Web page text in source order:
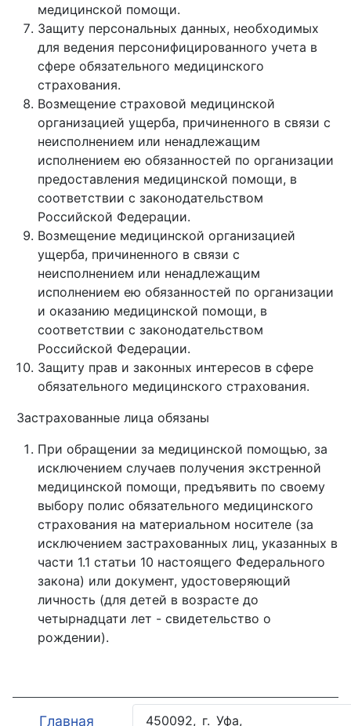
медицинской помощи.
Защиту персональных данных, необходимых
для ведения персонифицированного учета в
сфере обязательного медицинского
страхования.
Возмещение страховой медицинской
организацией ущерба, причиненного в связи с
неисполнением или ненадлежащим
исполнением ею обязанностей по организации
предоставления медицинской помощи, в
соответствии с законодательством
Российской Федерации.
Возмещение медицинской организацией
ущерба, причиненного в связи с
неисполнением или ненадлежащим
исполнением ею обязанностей по организации
и оказанию медицинской помощи, в
соответствии с законодательством
Российской Федерации.
Защиту прав и законных интересов в сфере
обязательного медицинского страхования.
Застрахованные лица обязаны
При обращении за медицинской помощью, за
исключением случаев получения экстренной
медицинской помощи, предъявить по своему
выбору полис обязательного медицинского
страхования на материальном носителе (за
исключением застрахованных лиц, указанных в
части 1.1 статьи 10 настоящего Федерального
закона) или документ, удостоверяющий
личность (для детей в возрасте до
четырнадцати лет - свидетельство о
рождении).
Главная 450092, г. Уфа,